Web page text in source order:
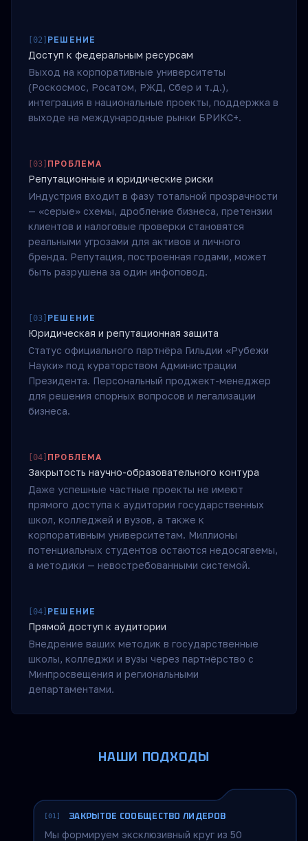
02 РЕШЕНИЕ
Доступ к федеральным ресурсам
Выход на корпоративные университеты
(Роскосмос, Росатом, РЖД, Сбер и т.д.),
интеграция в национальные проекты, поддержка в
выходе на международные рынки БРИКС+.
03 ПРОБЛЕМА
Репутационные и юридические риски
Индустрия входит в фазу тотальной прозрачности
— «серые» схемы, дробление бизнеса, претензии
клиентов и налоговые проверки становятся
реальными угрозами для активов и личного
бренда. Репутация, построенная годами, может
быть разрушена за один инфоповод.
03 РЕШЕНИЕ
Юридическая и репутационная защита
Статус официального партнёра Гильдии «Рубежи
Науки» под кураторством Администрации
Президента. Персональный проджект-менеджер
для решения спорных вопросов и легализации
бизнеса.
04 ПРОБЛЕМА
Закрытость научно-образовательного контура
Даже успешные частные проекты не имеют
прямого доступа к аудитории государственных
школ, колледжей и вузов, а также к
корпоративным университетам. Миллионы
потенциальных студентов остаются недосягаемы,
а методики — невостребованными системой.
04 РЕШЕНИЕ
Прямой доступ к аудитории
Внедрение ваших методик в государственные
школы, колледжи и вузы через партнёрство с
Минпросвещения и региональными
департаментами.
НАШИ ПОДХОДЫ
[01] ЗАКРЫТОЕ СООБЩЕСТВО ЛИДЕРОВ
Мы формируем эксклюзивный круг из 50